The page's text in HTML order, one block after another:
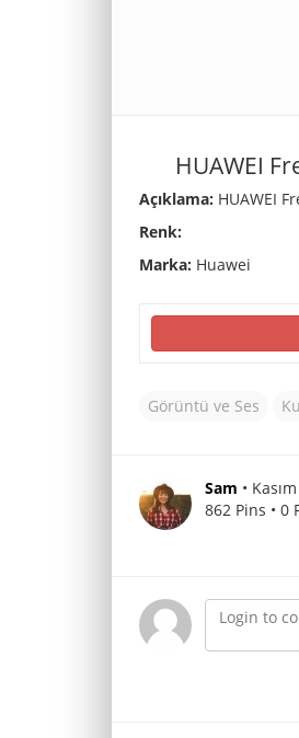
HUAWEI
Açıklama: HUAWEI
Renk:
Marka: Huawei
Görüntü ve Ses
Sam •
862 Pins • 0